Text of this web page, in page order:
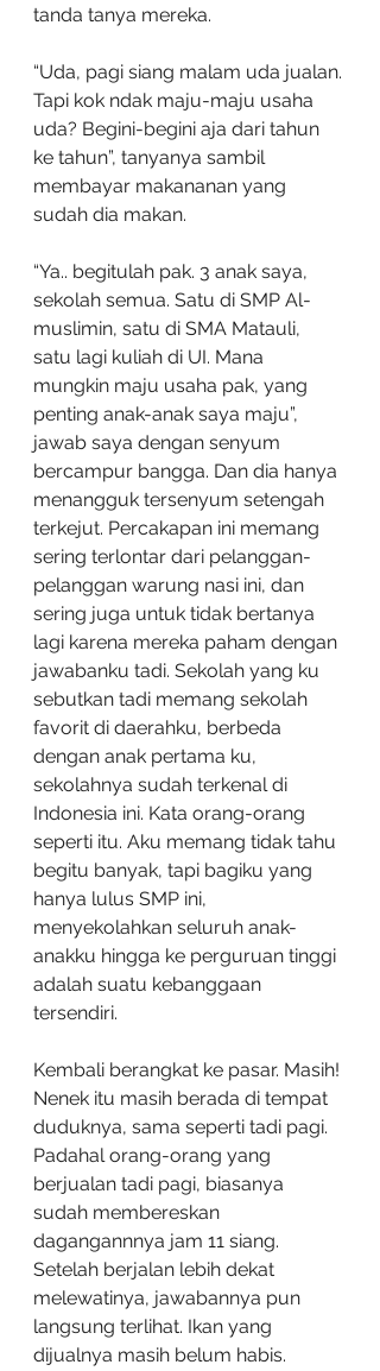
tanda tanya mereka.
“Uda, pagi siang malam uda jualan.
Tapi kok ndak maju-maju usaha
uda? Begini-begini aja dari tahun
ke tahun”, tanyanya sambil
membayar makananan yang
sudah dia makan.
“Ya.. begitulah pak. 3 anak saya,
sekolah semua. Satu di SMP Al-
muslimin, satu di SMA Matauli,
satu lagi kuliah di UI. Mana
mungkin maju usaha pak, yang
penting anak-anak saya maju”,
jawab saya dengan senyum
bercampur bangga. Dan dia hanya
menangguk tersenyum setengah
terkejut. Percakapan ini memang
sering terlontar dari pelanggan-
pelanggan warung nasi ini, dan
sering juga untuk tidak bertanya
lagi karena mereka paham dengan
jawabanku tadi. Sekolah yang ku
sebutkan tadi memang sekolah
favorit di daerahku, berbeda
dengan anak pertama ku,
sekolahnya sudah terkenal di
Indonesia ini. Kata orang-orang
seperti itu. Aku memang tidak tahu
begitu banyak, tapi bagiku yang
hanya lulus SMP ini,
menyekolahkan seluruh anak-
anakku hingga ke perguruan tinggi
adalah suatu kebanggaan
tersendiri.
Kembali berangkat ke pasar. Masih!
Nenek itu masih berada di tempat
duduknya, sama seperti tadi pagi.
Padahal orang-orang yang
berjualan tadi pagi, biasanya
sudah membereskan
dagangannnya jam 11 siang.
Setelah berjalan lebih dekat
melewatinya, jawabannya pun
langsung terlihat. Ikan yang
dijualnya masih belum habis.